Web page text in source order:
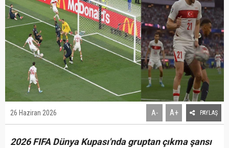
26 Haziran 2026 A- A+ PAYLAŞ
2026 FIFA Dünya Kupası'nda gruptan çıkma şansı